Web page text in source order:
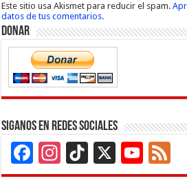
Este sitio usa Akismet para reducir el spam.
datos de tus comentarios.
Donar
Siganos en Redes Sociales
Facebook
Instagram
TikTok
X